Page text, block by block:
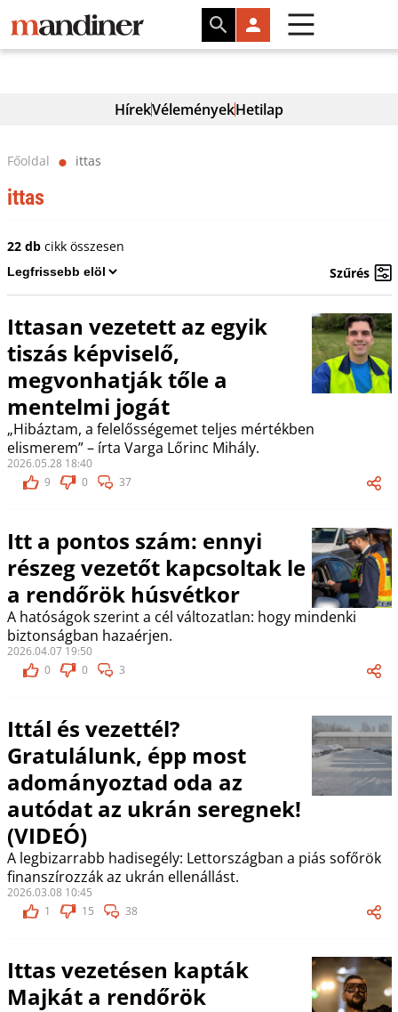
HírekVéleményekHetilap
Főoldal ⬤ ittas
ittas
22 dbcikk összesen
Szűrés
Ittasan vezetett az egyik
tiszás képviselő,
megvonhatják tőle a
mentelmi jogát
„Hibáztam, a felelősségemet teljes mértékben
elismerem” – írta Varga Lőrinc Mihály.
2026.05.28 18:40
9
0 37
Itt a pontos szám: ennyi
részeg vezetőt kapcsoltak le
a rendőrök húsvétkor
A hatóságok szerint a cél változatlan: hogy mindenki
biztonságban hazaérjen.
2026.04.07 19:50
0
0 3
Ittál és vezettél?
Gratulálunk, épp most
adományoztad oda az
autódat az ukrán seregnek!
(VIDEÓ)
A legbizarrabb hadisegély: Lettországban a piás sofőrök
finanszírozzák az ukrán ellenállást.
2026.03.08 10:45
1
15 38
Ittas vezetésen kapták
Majkát a rendőrök